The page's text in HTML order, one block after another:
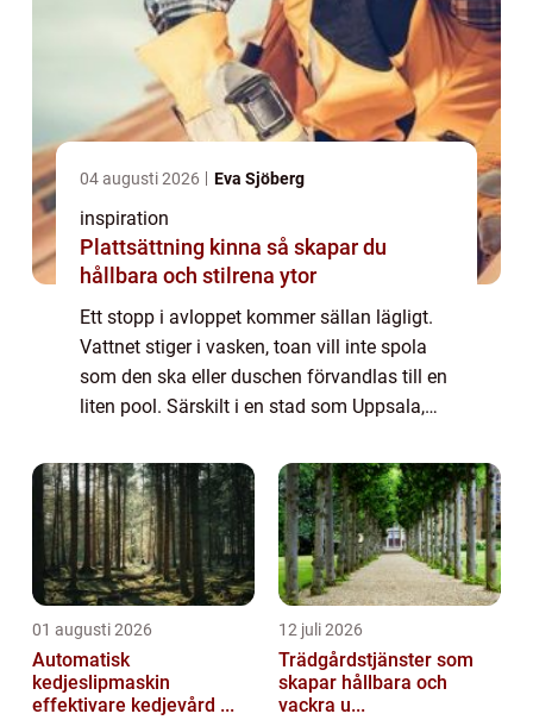
04 augusti 2026 Eva Sjöberg
inspiration
Plattsättning kinna så skapar du
hållbara och stilrena ytor
Ett stopp i avloppet kommer sällan lägligt.
Vattnet stiger i vasken, toan vill inte spola
som den ska eller duschen förvandlas till en
liten pool. Särskilt i en stad som Uppsala,
vatten, är avloppsproblem vanliga....
01 augusti 2026
Automatisk
kedjeslipmaskin
effektivare kedjevård ...
12 juli 2026
Trädgårdstjänster som
skapar hållbara och
vackra u...